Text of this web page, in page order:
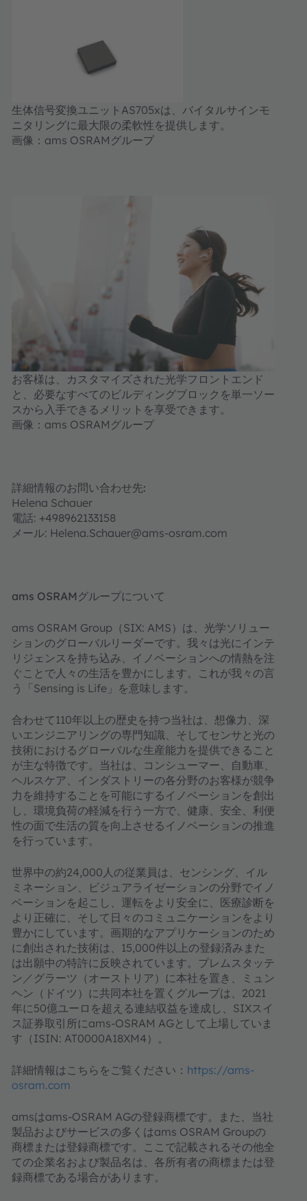
生体信号変換ユニットAS705xは、バイタルサインモ
ニタリングに最大限の柔軟性を提供します。
画像：ams OSRAMグループ
お客様は、カスタマイズされた光学フロントエンド
と、必要なすべてのビルディングブロックを単一ソー
スから入手できるメリットを享受できます。
画像：ams OSRAMグループ
詳細情報のお問い合わせ先:
Helena Schauer
電話: +498962133158
メール: Helena.Schauer@ams-osram.com
ams OSRAMグループについて
ams OSRAM Group（SIX: AMS）は、光学ソリュー
ションのグローバルリーダーです。我々は光にインテ
リジェンスを持ち込み、イノベーションへの情熱を注
ぐことで人々の生活を豊かにします。これが我々の言
う「Sensing is Life」を意味します。
合わせて110年以上の歴史を持つ当社は、想像力、深
いエンジニアリングの専門知識、そしてセンサと光の
技術におけるグローバルな生産能力を提供できること
が主な特徴です。当社は、コンシューマー、自動車、
ヘルスケア、インダストリーの各分野のお客様が競争
力を維持することを可能にするイノベーションを創出
し、環境負荷の軽減を行う一方で、健康、安全、利便
性の面で生活の質を向上させるイノベーションの推進
を行っています。
世界中の約24,000人の従業員は、センシング、イル
ミネーション、ビジュアライゼーションの分野でイノ
ベーションを起こし、運転をより安全に、医療診断を
より正確に、そして日々のコミュニケーションをより
豊かにしています。画期的なアプリケーションのため
に創出された技術は、15,000件以上の登録済みまた
は出願中の特許に反映されています。プレムスタッテ
ン／グラーツ（オーストリア）に本社を置き、ミュン
ヘン（ドイツ）に共同本社を置くグループは、2021
年に50億ユーロを超える連結収益を達成し、SIXスイ
ス証券取引所にams-OSRAM AGとして上場していま
す（ISIN: AT0000A18XM4）。
詳細情報はこちらをご覧ください： https://ams-
osram.com
amsはams-OSRAM AGの登録商標です。また、当社
製品およびサービスの多くはams OSRAM Groupの
商標または登録商標です。ここで記載されるその他全
ての企業名および製品名は、各所有者の商標または登
録商標である場合があります。